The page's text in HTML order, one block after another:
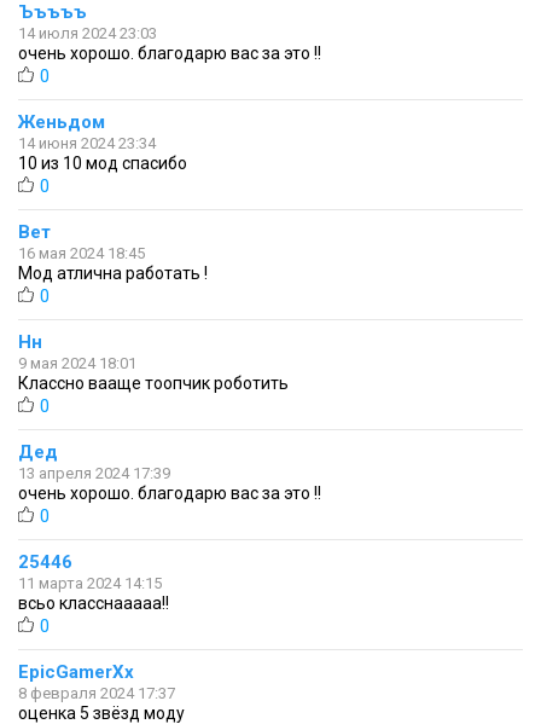
Ъъъъъ
14 июля 2024 23:03
очень хорошо. благодарю вас за это !!
0
Женьдом
14 июня 2024 23:34
10 из 10 мод спасибо
0
Вет
16 мая 2024 18:45
Мод атлична работать !
0
Нн
9 мая 2024 18:01
Классно вааще тоопчик роботить
0
Дед
13 апреля 2024 17:39
очень хорошо. благодарю вас за это !!
0
25446
11 марта 2024 14:15
всьо класснааааа!!
0
EpicGamerXx
8 февраля 2024 17:37
оценка 5 звёзд моду